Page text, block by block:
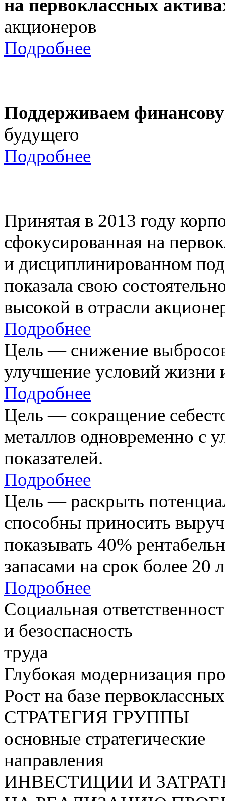
на первоклассных
акционеров
Подробнее
Поддерживаем
будущего
Подробнее
Принятая в 2013 году
сфокусированная на
и дисциплинированном
показала свою
высокой в отрасли
Подробнее
Цель — снижение
улучшение условий жизни
Подробнее
Цель — сокращение
металлов одновременно с
показателей.
Подробнее
Цель — раскрыть
способны приносить
показывать 40%
запасами на срок более 20
Подробнее
Социальная
и безоспасность
труда
Глубокая модернизация
Рост на базе
СТРАТЕГИЯ ГРУППЫ
основные стратегические
направления
ИНВЕСТИЦИИ И